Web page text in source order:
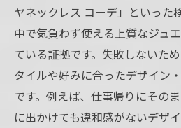
ヤネックレス コーデ」といった
中で気負わず使える上質なジュ
ている証拠です。失敗しないた
タイルや好みに合ったデザイン
です。例えば、仕事帰りにその
に出かけても違和感がないデザ